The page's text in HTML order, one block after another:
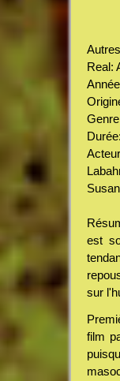
Real:
est
sur
film